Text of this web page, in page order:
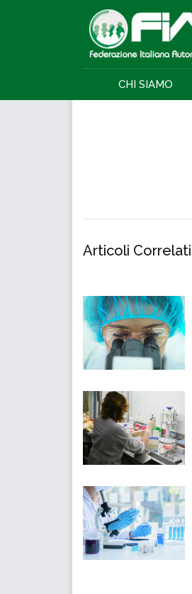
CHI SIAMO
Articoli Correlati